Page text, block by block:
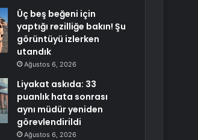
Üç beş beğeni için
yaptığı rezilliğe bakın! Şu
görüntüyü izlerken
utandık
Ağustos 6, 2026
Liyakat askıda: 33
puanlık hata sonrası
aynı müdür yeniden
görevlendirildi
Ağustos 6, 2026